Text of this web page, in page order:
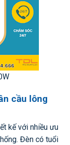
cầu lông
kế với nhiều ưu
Đèn có tuổi